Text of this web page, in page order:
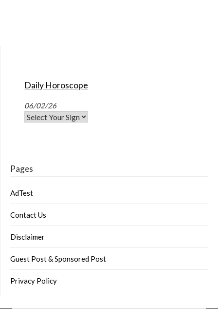
Daily Horoscope
06/02/26
Pages
AdTest
Contact Us
Disclaimer
Guest Post & Sponsored Post
Privacy Policy